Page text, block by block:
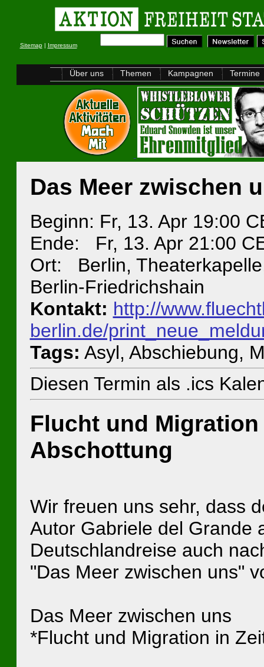
Sitemap| Impressum
Über uns Themen Kampagnen Termine
Das Meer zwischen
Beginn: Fr, 13. Apr 19:00
Ende: Fr, 13. Apr 21:00
Ort: Berlin,
Berlin-Friedrichshain
Kontakt: http://
berlin.de/
Tags: Asyl, Abschiebung,
Diesen Termin als .ics
Flucht und
Abschottung
Wir freuen uns sehr, dass
Autor Gabriele del Grande
Deutschlandreise auch
"Das Meer zwischen uns"
Das Meer zwischen uns
*Flucht und Migration in